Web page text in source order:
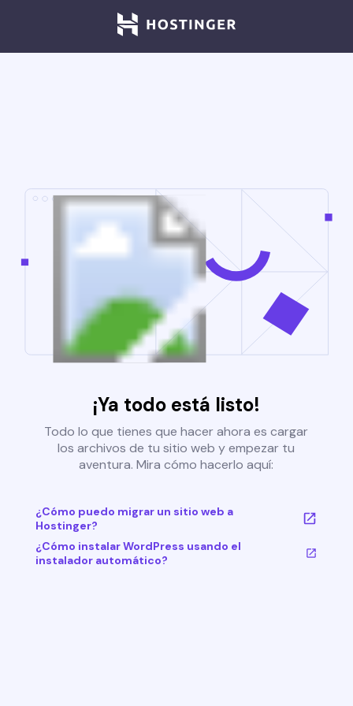
¡Ya todo está listo!
Todo lo que tienes que hacer ahora es cargar
los archivos de tu sitio web y empezar tu
aventura. Mira cómo hacerlo aquí:
¿Cómo puedo migrar un sitio web a
Hostinger?
¿Cómo instalar WordPress usando el
instalador automático?